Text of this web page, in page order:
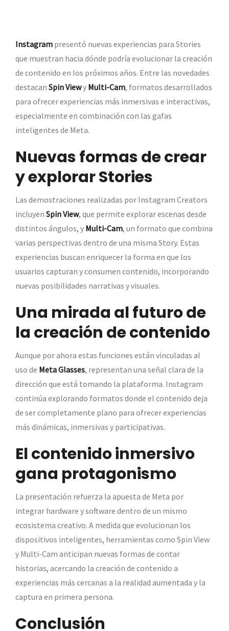
Instagram presentó nuevas experiencias para Stories
que muestran hacia dónde podría evolucionar la creación
de contenido en los próximos años. Entre las novedades
destacan Spin Viewy Multi-Cam, formatos desarrollados
para ofrecer experiencias más inmersivas e interactivas,
especialmente en combinación con las gafas
inteligentes de Meta.
Nuevas formas de crear
y explorar Stories
Las demostraciones realizadas por Instagram Creators
incluyen Spin View, que permite explorar escenas desde
distintos ángulos, y Multi-Cam, un formato que combina
varias perspectivas dentro de una misma Story. Estas
experiencias buscan enriquecer la forma en que los
usuarios capturan y consumen contenido, incorporando
nuevas posibilidades narrativas y visuales.
Una mirada al futuro de
la creación de contenido
Aunque por ahora estas funciones están vinculadas al
uso de Meta Glasses, representan una señal clara de la
dirección que está tomando la plataforma. Instagram
continúa explorando formatos donde el contenido deja
de ser completamente plano para ofrecer experiencias
más dinámicas, inmersivas y participativas.
El contenido inmersivo
gana protagonismo
La presentación refuerza la apuesta de Meta por
integrar hardware y software dentro de un mismo
ecosistema creativo. A medida que evolucionan los
dispositivos inteligentes, herramientas como Spin View
y Multi-Cam anticipan nuevas formas de contar
historias, acercando la creación de contenido a
experiencias más cercanas a la realidad aumentada y la
captura en primera persona.
Conclusión